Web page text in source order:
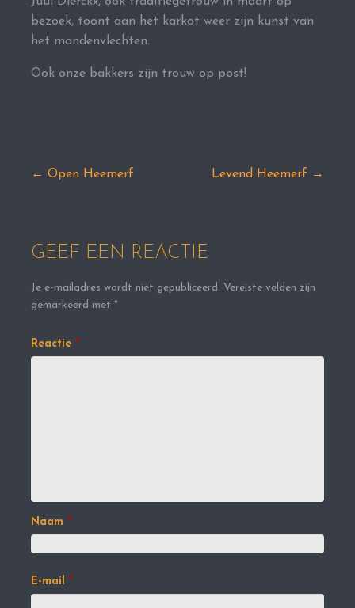
bezoek, toont aan het karkot weer zijn kunst van
het mandenvlechten.
Ook onze bakkers zijn trouw op post!
Bericht
← Open Heemerf Levend Heemerf →
GEEF EEN REACTIE
Je e-mailadres wordt niet gepubliceerd. Vereiste velden zijn
gemarkeerd met *
Reactie *
Naam *
E-mail *